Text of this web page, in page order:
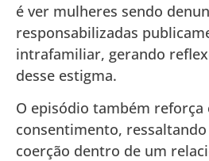
é ver mulheres sendo
responsabilizadas
intrafamiliar, gerando
desse estigma.
O episódio também reforça
consentimento,
coerção dentro de um